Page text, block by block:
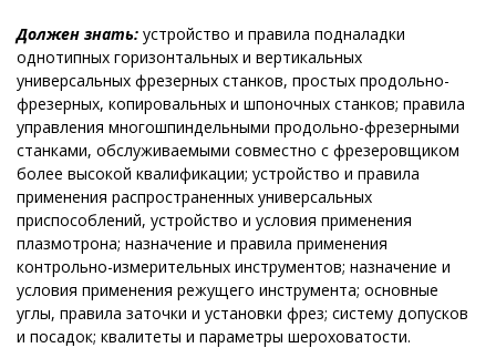
Должен знать: устройство и правила подналадки
однотипных горизонтальных и вертикальных
универсальных фрезерных станков, простых продольно-
фрезерных, копировальных и шпоночных станков; правила
управления многошпиндельными продольно-фрезерными
станками, обслуживаемыми совместно с фрезеровщиком
более высокой квалификации; устройство и правила
применения распространенных универсальных
приспособлений, устройство и условия применения
плазмотрона; назначение и правила применения
контрольно-измерительных инструментов; назначение и
условия применения режущего инструмента; основные
углы, правила заточки и установки фрез; систему допусков
и посадок; квалитеты и параметры шероховатости.